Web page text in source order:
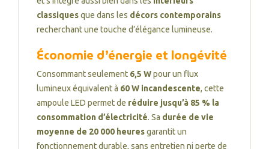
classiquesque dans les décors contemporains
recherchant une touche d’élégance lumineuse.
Économie d’énergie et longévité
Consommant seulement 6,5 Wpour un flux
lumineux équivalent à 60 W incandescente, cette
ampoule LED permet de réduire jusqu’à 85 % la
consommation d’électricité. Sa durée de vie
moyenne de 20 000 heuresgarantit un
fonctionnement durable, sans entretien ni perte de